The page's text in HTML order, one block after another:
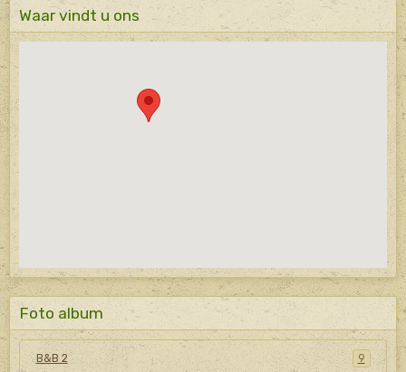
Waar vindt u ons
Foto album
B&B 2 9